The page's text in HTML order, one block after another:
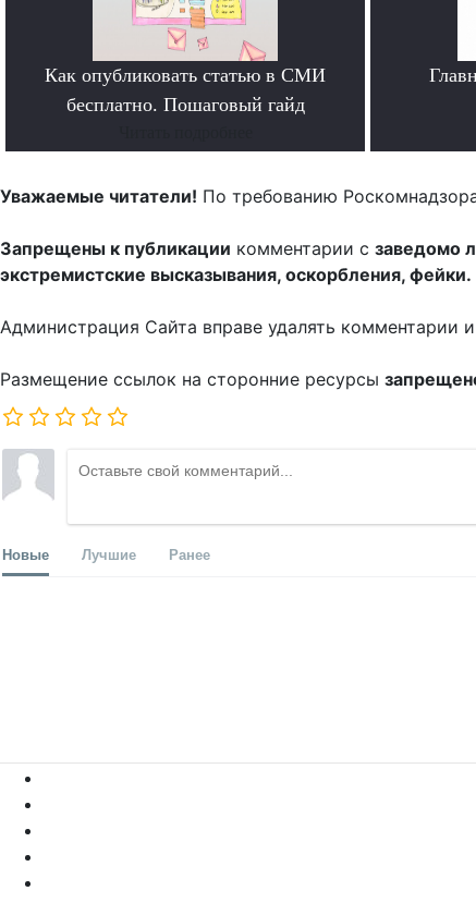
Как опубликовать статью в СМИ
бесплатно. Пошаговый гайд
Уважаемые читатели! По требованию
Запрещены к публикации комментарии с заведомо
экстремистские высказывания, оскорбления, фейки.
Администрация Сайта вправе удалять комментарии
Размещение ссылок на сторонние ресурсы
Новые Лучшие Ранее